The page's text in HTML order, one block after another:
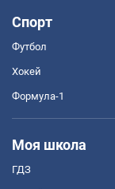
Спорт
Футбол
Хокей
Формула-1
Моя школа
ГДЗ